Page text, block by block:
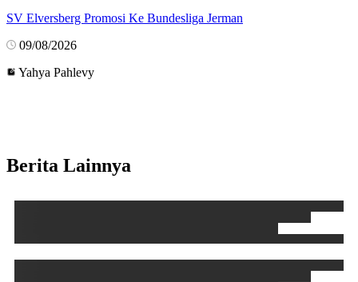
SV Elversberg Promosi Ke Bundesliga Jerman
09/08/2026
Yahya Pahlevy
Berita Lainnya